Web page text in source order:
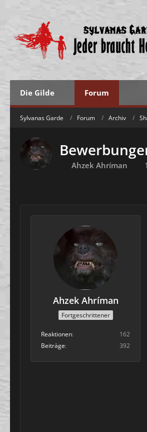
Die Gilde Forum
Sylvanas Garde Forum Archiv
Ahzek Ahríman
Ahzek Ahríman
Fortgeschrittener
Reaktionen
162
Beiträge
392